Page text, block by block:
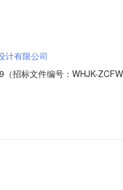
计有限公司
招标文件编号：WHJK-
(元)1湖北江昊服装设计有限